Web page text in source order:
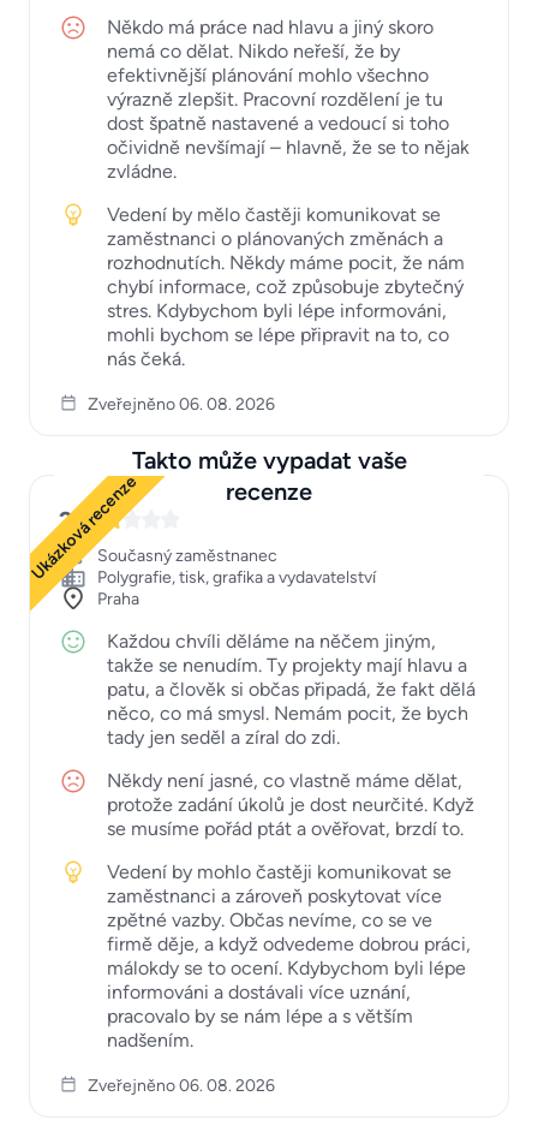
Někdo má práce nad hlavu a jiný skoro
nemá co dělat. Nikdo neřeší, že by
efektivnější plánování mohlo všechno
výrazně zlepšit. Pracovní rozdělení je tu
dost špatně nastavené a vedoucí si toho
očividně nevšímají – hlavně, že se to nějak
zvládne.
Vedení by mělo častěji komunikovat se
zaměstnanci o plánovaných změnách a
rozhodnutích. Někdy máme pocit, že nám
chybí informace, což způsobuje zbytečný
stres. Kdybychom byli lépe informováni,
mohli bychom se lépe připravit na to, co
nás čeká.
Zveřejněno 06. 08. 2026
Takto může vypadat vaše
recenze
Ukázková recenze
2
Současný zaměstnanec
Polygrafie, tisk, grafika a vydavatelství
Praha
Každou chvíli děláme na něčem jiným,
takže se nenudím. Ty projekty mají hlavu a
patu, a člověk si občas připadá, že fakt dělá
něco, co má smysl. Nemám pocit, že bych
tady jen seděl a zíral do zdi.
Někdy není jasné, co vlastně máme dělat,
protože zadání úkolů je dost neurčité. Když
se musíme pořád ptát a ověřovat, brzdí to.
Vedení by mohlo častěji komunikovat se
zaměstnanci a zároveň poskytovat více
zpětné vazby. Občas nevíme, co se ve
firmě děje, a když odvedeme dobrou práci,
málokdy se to ocení. Kdybychom byli lépe
informováni a dostávali více uznání,
pracovalo by se nám lépe a s větším
nadšením.
Zveřejněno 06. 08. 2026